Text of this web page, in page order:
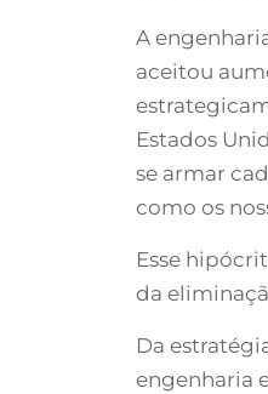
A
aceitou
Estados
se armar
como os
Esse
da
Da
engenharia